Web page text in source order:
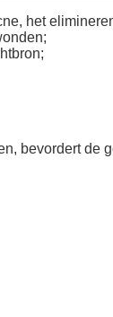
het
bevordert de